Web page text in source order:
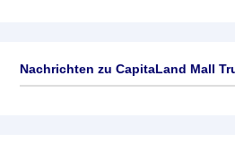
Nachrichten zu CapitaLand Mall